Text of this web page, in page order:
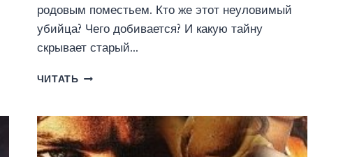
родовым поместьем. Кто же этот неуловимый
убийца? Чего добивается? И какую тайну
скрывает старый…
ЧИТАТЬ АЛЕКТО.
(ЮЛИЯ
ЛЬВОФФ)